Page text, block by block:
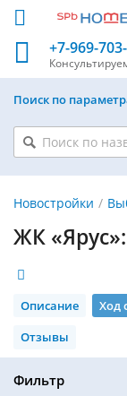
+7-969-
Поиск по
Новостройки
ЖК
Описание Ход
Отзывы
Фильтр